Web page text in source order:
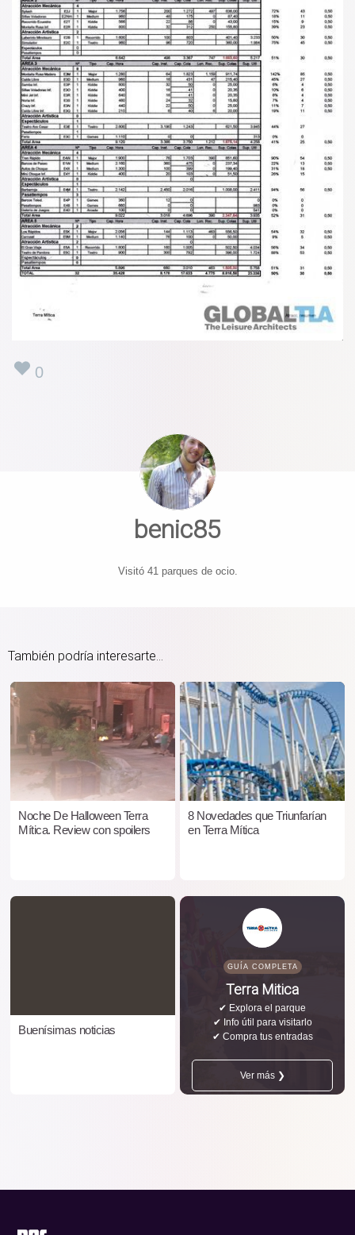
0
benic85
Visitó 41 parques de ocio.
También podría interesarte...
Noche De Halloween Terra
Mítica. Review con spoilers
8 Novedades que Triunfarían
en Terra Mítica
Buenísimas noticias
GUÍA COMPLETA
Terra Mitica
✔ Explora el parque
✔ Info útil para visitarlo
✔ Compra tus entradas
Ver más ❯